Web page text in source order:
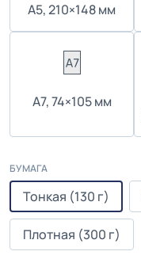
А5, 210×148 мм
А7, 74×105 мм
БУМАГА
Тонкая (130 г)
Плотная (300 г)